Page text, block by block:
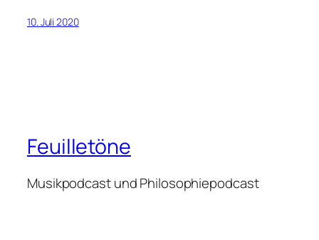
10. Juli 2020
Feuilletöne
Musikpodcast und Philosophiepodcast